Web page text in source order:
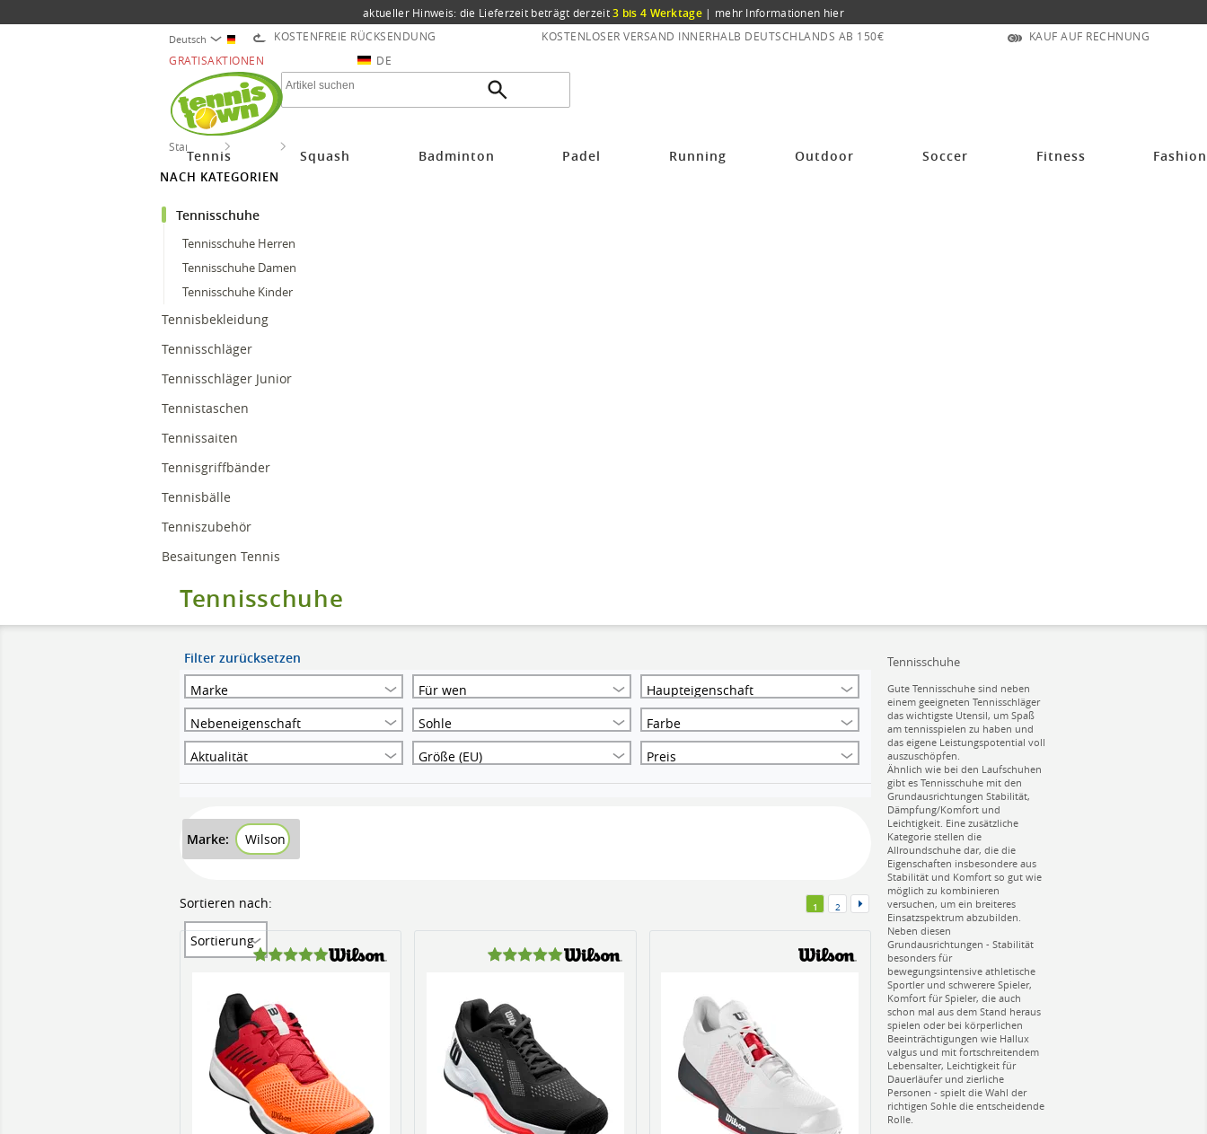
aktueller Hinweis: die Lieferzeit beträgt derzeit3 bis 4 Werktage | mehr Informationen hier
Deutsch KOSTENFREIE RÜCKSENDUNG KOSTENLOSER VERSAND INNERHALB DEUTSCHLANDS AB 150€
KAUF AUF RECHNUNG
GRATISAKTIONEN
DE
Tennis Squash Badminton Padel Running Outdoor Soccer Fitness Fashion
Startseite
NACH KATEGORIEN
Tennisschuhe
Tennisschuhe Herren
Tennisschuhe Damen
Tennisschuhe Kinder
Tennisbekleidung
Tennisschläger
Tennisschläger Junior
Tennistaschen
Tennissaiten
Tennisgriffbänder
Tennisbälle
Tenniszubehör
Besaitungen Tennis
Tennisschuhe
Filter zurücksetzen
Marke
Für wen
Haupteigenschaft
Nebeneigenschaft
Sohle
Farbe
Aktualität
Größe (EU) Preis
Marke: Wilson
Sortieren nach:
Sortierung
1 2
Tennisschuhe
Gute Tennisschuhe sind neben
einem geeigneten Tennisschläger
das wichtigste Utensil, um Spaß
am tennisspielen zu haben und
das eigene Leistungspotential voll
auszuschöpfen.
Ähnlich wie bei den Laufschuhen
gibt es Tennisschuhe mit den
Grundausrichtungen Stabilität,
Dämpfung/Komfort und
Leichtigkeit. Eine zusätzliche
Kategorie stellen die
Allroundschuhe dar, die die
Eigenschaften insbesondere aus
Stabilität und Komfort so gut wie
möglich zu kombinieren
versuchen, um ein breiteres
Einsatzspektrum abzubilden.
Neben diesen
Grundausrichtungen - Stabilität
besonders für
bewegungsintensive athletische
Sportler und schwerere Spieler,
Komfort für Spieler, die auch
schon mal aus dem Stand heraus
spielen oder bei körperlichen
Beeinträchtigungen wie Hallux
valgus und mit fortschreitendem
Lebensalter, Leichtigkeit für
Dauerläufer und zierliche
Personen - spielt die Wahl der
richtigen Sohle die entscheidende
Rolle.